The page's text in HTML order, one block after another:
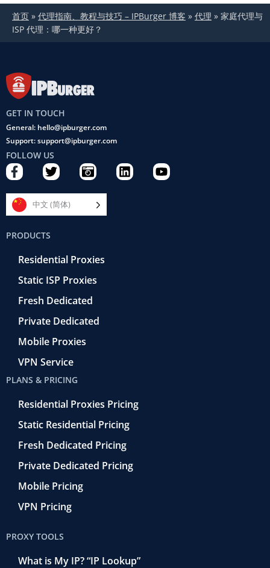
首页 » 代理指南、教程与技巧 – IPBurger 博客 » 代理 » 家庭代理与
ISP 代理：哪一种更好？
GET IN TOUCH
General: hello@ipburger.com
Support: support@ipburger.com
FOLLOW US
F
a
c
e
b
o
o
k
T
w
i
t
t
C
a
m
r
e
t
r
o
L
i
Y
o
中文 (简体)
PRODUCTS
Residential Proxies
Static ISP Proxies
Fresh Dedicated
Private Dedicated
Mobile Proxies
VPN Service
PLANS & PRICING
Residential Proxies Pricing
Static Residential Pricing
Fresh Dedicated Pricing
Private Dedicated Pricing
Mobile Pricing
VPN Pricing
PROXY TOOLS
What is My IP? “IP Lookup”